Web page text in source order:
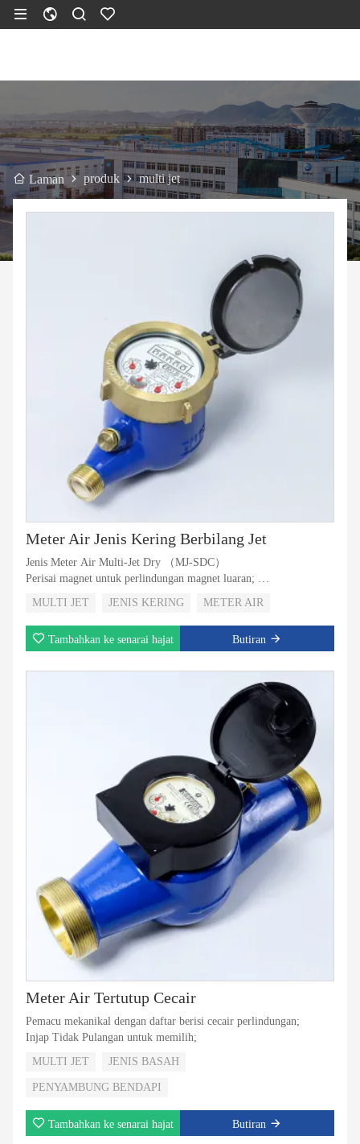
Laman produk multi jet
Meter Air Jenis Kering Berbilang Jet
Jenis Meter Air Multi-Jet Dry （MJ-SDC）
Perisai magnet untuk perlindungan magnet luaran;
Injap Tidak Pulangan untuk memilih;
5 Penggelek atau 8 Penggelek untuk Memilih;
MULTI JET JENIS KERING METER AIR
Tambahkan ke senarai hajat Butiran
Meter Air Tertutup Cecair
Pemacu mekanikal dengan daftar berisi cecair perlindungan;
Injap Tidak Pulangan untuk memilih;
MULTI JET
JENIS BASAH
PENYAMBUNG BENDAPI
Tambahkan ke senarai hajat Butiran